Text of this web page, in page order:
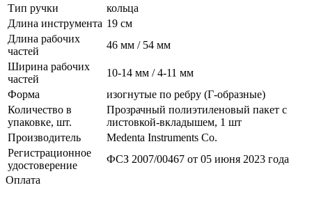
Тип ручки
кольца
Длина инструмента 19 см
Длина рабочих
частей
46 мм / 54 мм
Ширина рабочих
частей
10-14 мм / 4-11 мм
Форма
изогнутые по ребру (Г-образные)
Количество в
упаковке, шт.
Прозрачный полиэтиленовый пакет с
листовкой-вкладышем, 1 шт
Производитель
Medenta Instruments Co.
Регистрационное
удостоверение
ФСЗ 2007/00467 от 05 июня 2023 года
Оплата